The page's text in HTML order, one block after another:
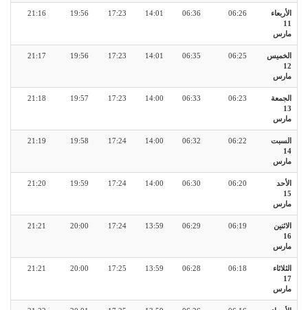
الأربعاء
11
مارس
06:26
06:36
14:01
17:23
19:56
21:16
الخميس
12
مارس
06:25
06:35
14:01
17:23
19:56
21:17
الجمعة
13
مارس
06:23
06:33
14:00
17:23
19:57
21:18
السبت
14
مارس
06:22
06:32
14:00
17:24
19:58
21:19
الأحد
15
مارس
06:20
06:30
14:00
17:24
19:59
21:20
الاثنين
16
مارس
06:19
06:29
13:59
17:24
20:00
21:21
الثلاثاء
17
مارس
06:18
06:28
13:59
17:25
20:00
21:21